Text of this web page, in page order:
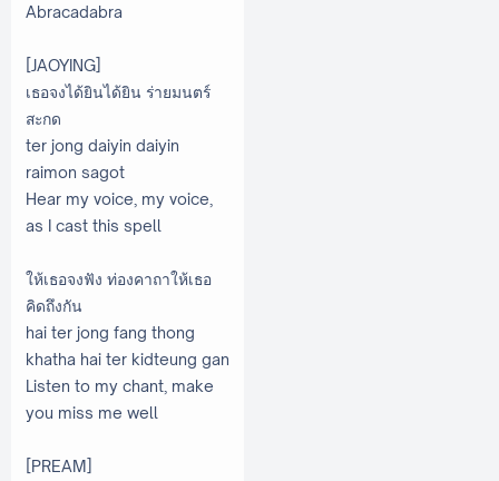
Abracadabra
[JAOYING]
เธอจงได้ยินได้ยิน ร่ายมนตร์
สะกด
ter jong daiyin daiyin
raimon sagot
Hear my voice, my voice,
as I cast this spell
ให้เธอจงฟัง ท่องคาถาให้เธอ
คิดถึงกัน
hai ter jong fang thong
khatha hai ter kidteung gan
Listen to my chant, make
you miss me well
[PREAM]